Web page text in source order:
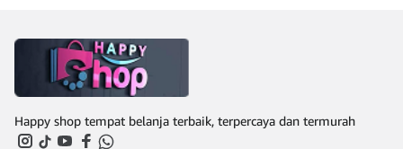
Transmisi : Maju &
Mundur Transmisi : Belok
kanan Include charge aki
1 Dus isi 1 pcs, 1 Warna
Ukuran Produk : 69 x 36 x
46 cm Ukuran Dus : 58 x
26 x 36 cm Tersedia
dalam 4 pilihan warna
Happy shop tempat belanja terbaik, terpercaya dan termurah